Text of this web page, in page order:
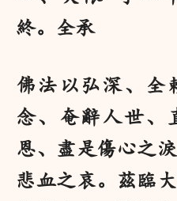
終。全承
佛法以弘深、全
念、奄辭人世、
恩、盡是傷心之
悲血之哀。茲臨